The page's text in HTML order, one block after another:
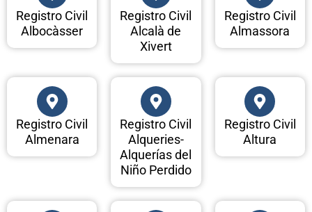
Registro Civil
Albocàsser
Registro Civil
Alcalà de
Xivert
Registro Civil
Almassora
Registro Civil
Almenara
Registro Civil
Alqueries-
Alquerías del
Niño Perdido
Registro Civil
Altura